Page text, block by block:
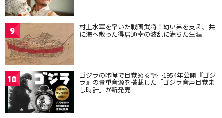
9 村上水軍を率いた戦国武将！幼い弟を支え、共
に海へ散った得居通幸の波乱に満ちた生涯
10 ゴジラの咆哮で目覚める朝…1954年公開『ゴジ
ラ』の貴重音源を搭載した「ゴジラ音声目覚ま
し時計」が新発売